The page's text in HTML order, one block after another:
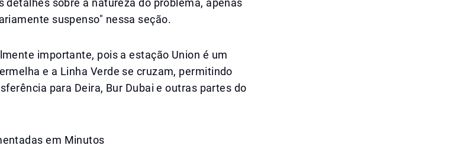
sobre a natureza do problema, apenas
suspenso" nessa seção.
importante, pois a estação Union é um
e a Linha Verde se cruzam, permitindo
para Deira, Bur Dubai e outras partes do
em Minutos